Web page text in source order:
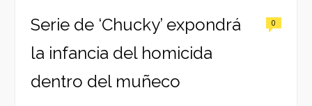
Serie de ‘Chucky’ expondrá
la infancia del homicida
dentro del muñeco
0